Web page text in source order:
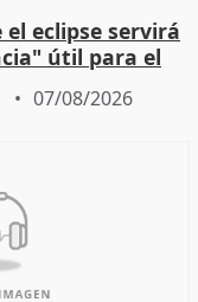
eclipse servirá
útil para el
07/08/2026